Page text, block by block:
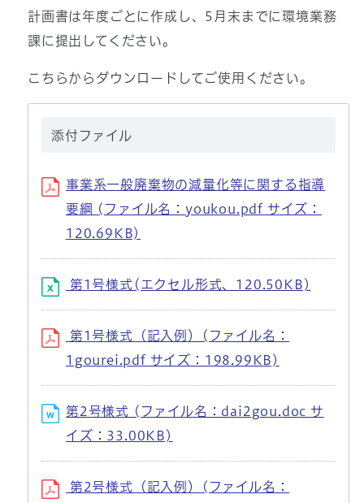
計画書は年度ごとに作成し、5月末までに環境業務
課に提出してください。
こちらからダウンロードしてご使用ください。
添付ファイル
事業系一般廃棄物の減量化等に関する指導
要綱 (ファイル名：youkou.pdf サイズ：
120.69KB)
第1号様式(エクセル形式、120.50KB)
第1号様式（記入例）(ファイル名：
1gourei.pdf サイズ：198.99KB)
第2号様式 (ファイル名：dai2gou.doc サ
イズ：33.00KB)
第2号様式（記入例）(ファイル名：